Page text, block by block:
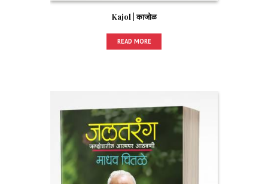
Kajol | काजोळ
READ MORE